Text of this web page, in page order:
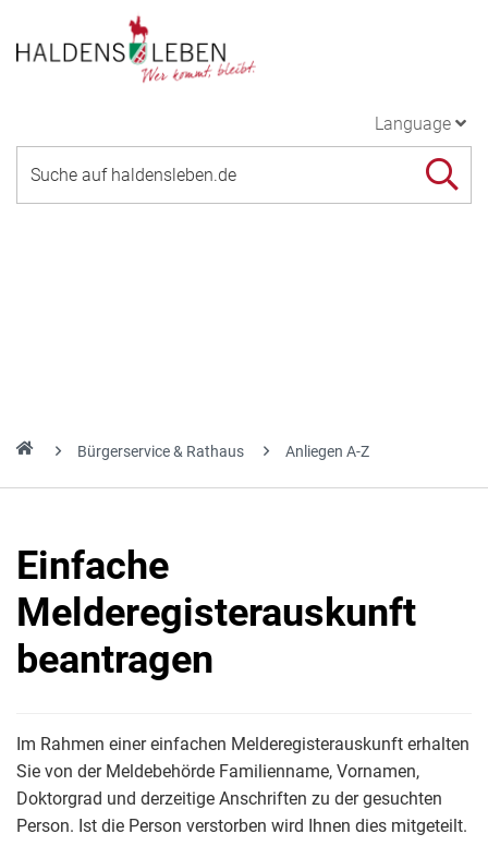
Language
Bürgerservice & Rathaus Anliegen A-Z
Einfache
Melderegisterauskunft
beantragen
Im Rahmen einer einfachen Melderegisterauskunft erhalten
Sie von der Meldebehörde Familienname, Vornamen,
Doktorgrad und derzeitige Anschriften zu der gesuchten
Person. Ist die Person verstorben wird Ihnen dies mitgeteilt.